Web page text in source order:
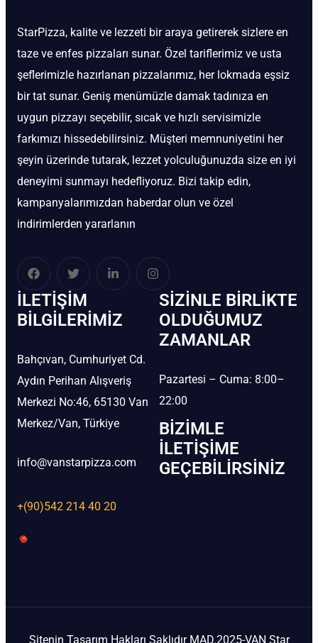
StarPizza, kalite ve lezzeti bir araya getirerek sizlere en
taze ve enfes pizzaları sunar. Özel tariflerimiz ve usta
şeflerimizle hazırlanan pizzalarımız, her lokmada eşsiz
bir tat sunar. Geniş menümüzle damak tadınıza en
uygun pizzayı seçebilir, sıcak ve hızlı servisimizle
farkımızı hissedebilirsiniz. Müşteri memnuniyetini her
şeyin üzerinde tutarak, lezzet yolculuğunuzda size en iyi
deneyimi sunmayı hedefliyoruz. Bizi takip edin,
kampanyalarımızdan haberdar olun ve özel
indirimlerden yararlanın
İLETIŞIM
BİLGILERIMIZ
Bahçıvan, Cumhuriyet Cd.
Aydın Perihan Alışveriş
Merkezi No:46, 65130 Van
Merkez/Van, Türkiye
info@vanstarpizza.com
+(90)542 214 40 20
SIZINLE BIRLIKTE
OLDUĞUMUZ
ZAMANLAR
Pazartesi – Cuma: 8:00–
22:00
BIZIMLE
İLETIŞIME
GEÇEBILIRSINIZ
Sitenin Tasarım Hakları Saklıdır MAD.2025-VAN Star